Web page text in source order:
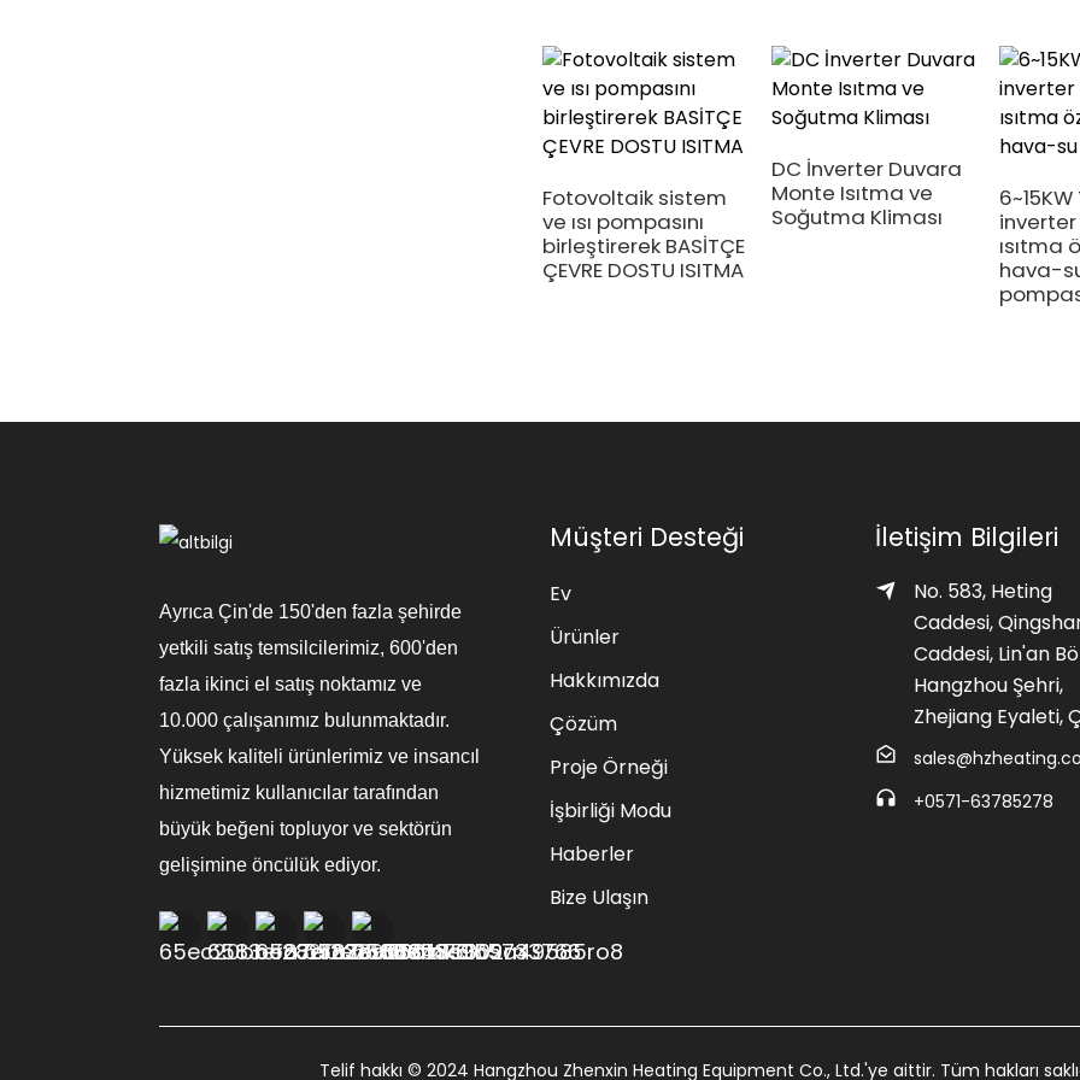
Fotovoltaik sistem
ve ısı pompasını
birleştirerek BASİTÇE
ÇEVRE DOSTU ISITMA
DC İnverter Duvara
Monte Isıtma ve
Soğutma Kliması
ısıtma
hava-su
Ayrıca Çin'de 150'den fazla şehirde
yetkili satış temsilcilerimiz, 600'den
fazla ikinci el satış noktamız ve
10.000 çalışanımız bulunmaktadır.
Yüksek kaliteli ürünlerimiz ve insancıl
hizmetimiz kullanıcılar tarafından
büyük beğeni topluyor ve sektörün
gelişimine öncülük ediyor.
Müşteri Desteği
Ev
Ürünler
Hakkımızda
Çözüm
Proje Örneği
İşbirliği Modu
Haberler
Bize Ulaşın
İletişim Bilgileri
No. 583, Heting
Caddesi,
Caddesi, Lin'an
Hangzhou Şehri,
Zhejiang Eyaleti,
+0571-63785278
Telif hakkı © 2024 Hangzhou Zhenxin Heating Equipment Co., Ltd.'ye aittir. Tüm hakları